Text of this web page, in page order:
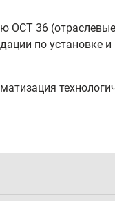
ОСТ 36
по установке